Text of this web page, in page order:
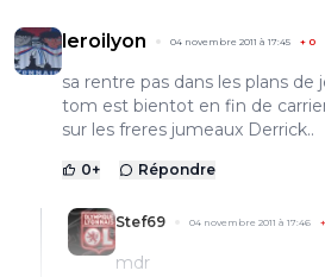
leroilyon 04 novembre 2011 à 17:45 + 0
sa rentre pas dans les plans
tom est bientot en fin de
sur les freres jumeaux Derrick..
0+ Répondre
Stef69 04 novembre 2011 à 17:46 +
mdr